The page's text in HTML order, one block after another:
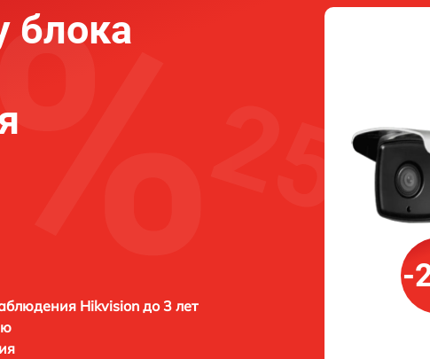
блока
Hikvision до 3 лет
-